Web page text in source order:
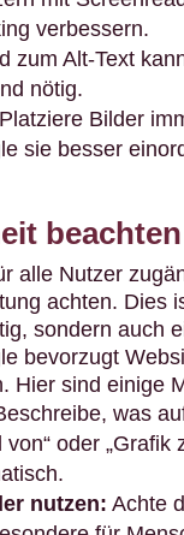
verbessern.
zum Alt-Text
nötig.
Platziere Bilder
sie besser
beachten
alle Nutzer
achten. Dies
sondern auch
bevorzugt
Hier sind einige
was
oder „Grafik
nutzen: Achte